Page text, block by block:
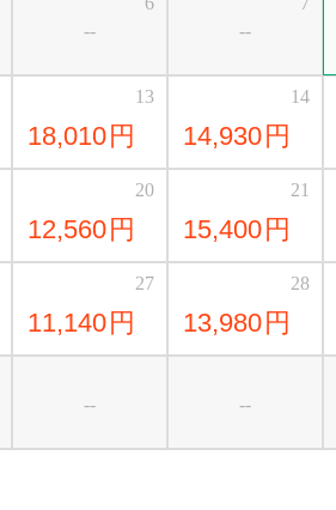
--
--
18,010 円
13
14,930 円
14
12,560 円
20
15,400 円
21
11,140 円
27
13,980 円
28
-- --